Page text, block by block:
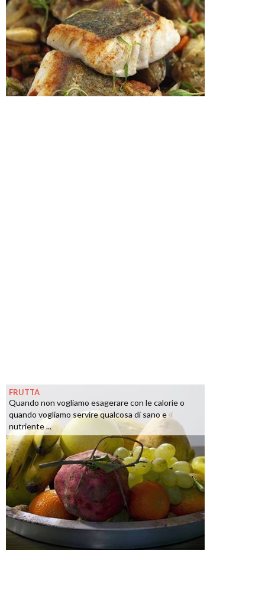
FRUTTA
Quando non vogliamo esagerare con le calorie o
quando vogliamo servire qualcosa di sano e
nutriente ...